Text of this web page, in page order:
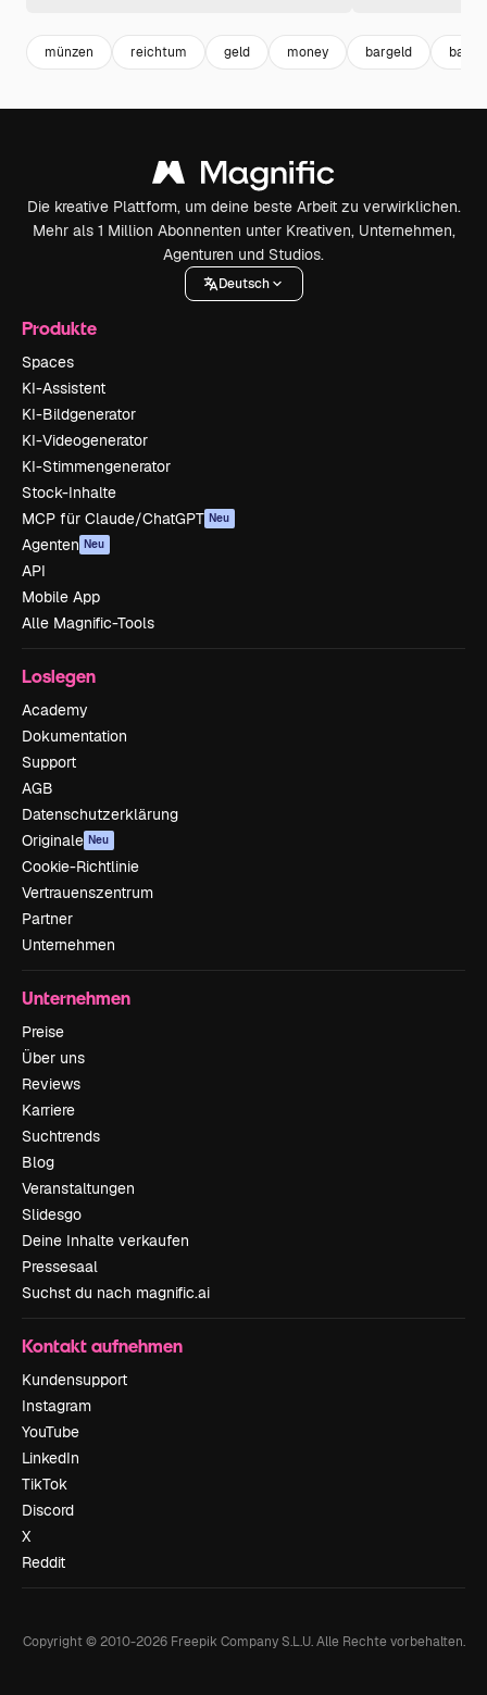
münzen reichtum geld money bargeld bank
Die kreative Plattform, um deine beste Arbeit zu verwirklichen.
Mehr als 1 Million Abonnenten unter Kreativen, Unternehmen,
Agenturen und Studios.
Deutsch
Produkte
Spaces
KI-Assistent
KI-Bildgenerator
KI-Videogenerator
KI-Stimmengenerator
Stock-Inhalte
MCP für Claude/ChatGPT Neu
Agenten Neu
API
Mobile App
Alle Magnific-Tools
Loslegen
Academy
Dokumentation
Support
AGB
Datenschutzerklärung
Originale Neu
Cookie-Richtlinie
Vertrauenszentrum
Partner
Unternehmen
Unternehmen
Preise
Über uns
Reviews
Karriere
Suchtrends
Blog
Veranstaltungen
Slidesgo
Deine Inhalte verkaufen
Pressesaal
Suchst du nach magnific.ai
Kontakt aufnehmen
Kundensupport
Instagram
YouTube
LinkedIn
TikTok
Discord
X
Reddit
Copyright © 2010-2026Freepik Company S.L.U. Alle Rechte vorbehalten.